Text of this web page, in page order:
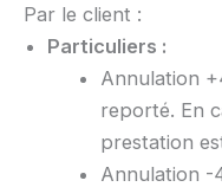
Par le client :
Particuliers :
Annulation
reporté. En
prestation
Annulation -